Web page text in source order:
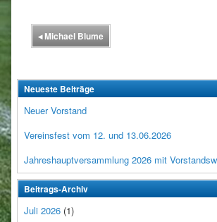
◂Michael Blume
Neueste Beiträge
Neuer Vorstand
Vereinsfest vom 12. und 13.06.2026
Jahreshauptversammlung 2026 mit
Beitrags-Archiv
Juli 2026 (1)